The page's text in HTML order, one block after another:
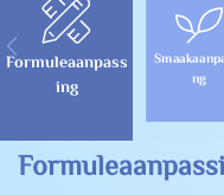
Formuleaanpass
ing
ng